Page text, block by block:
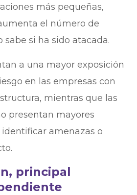
más pequeñas,
el número de
sabe si ha sido atacada.
a una mayor exposición
en las empresas con
mientras que las
presentan mayores
amenazas o
principal